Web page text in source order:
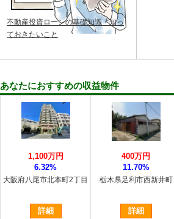
不動産投資ローンの基礎知識・知っ
ておきたいこと
あなたにおすすめの収益物件
大阪府八尾市北本町2丁目
1,100万円
6.32%
詳細
栃木県足利市西新井町
400万円
11.70%
詳細